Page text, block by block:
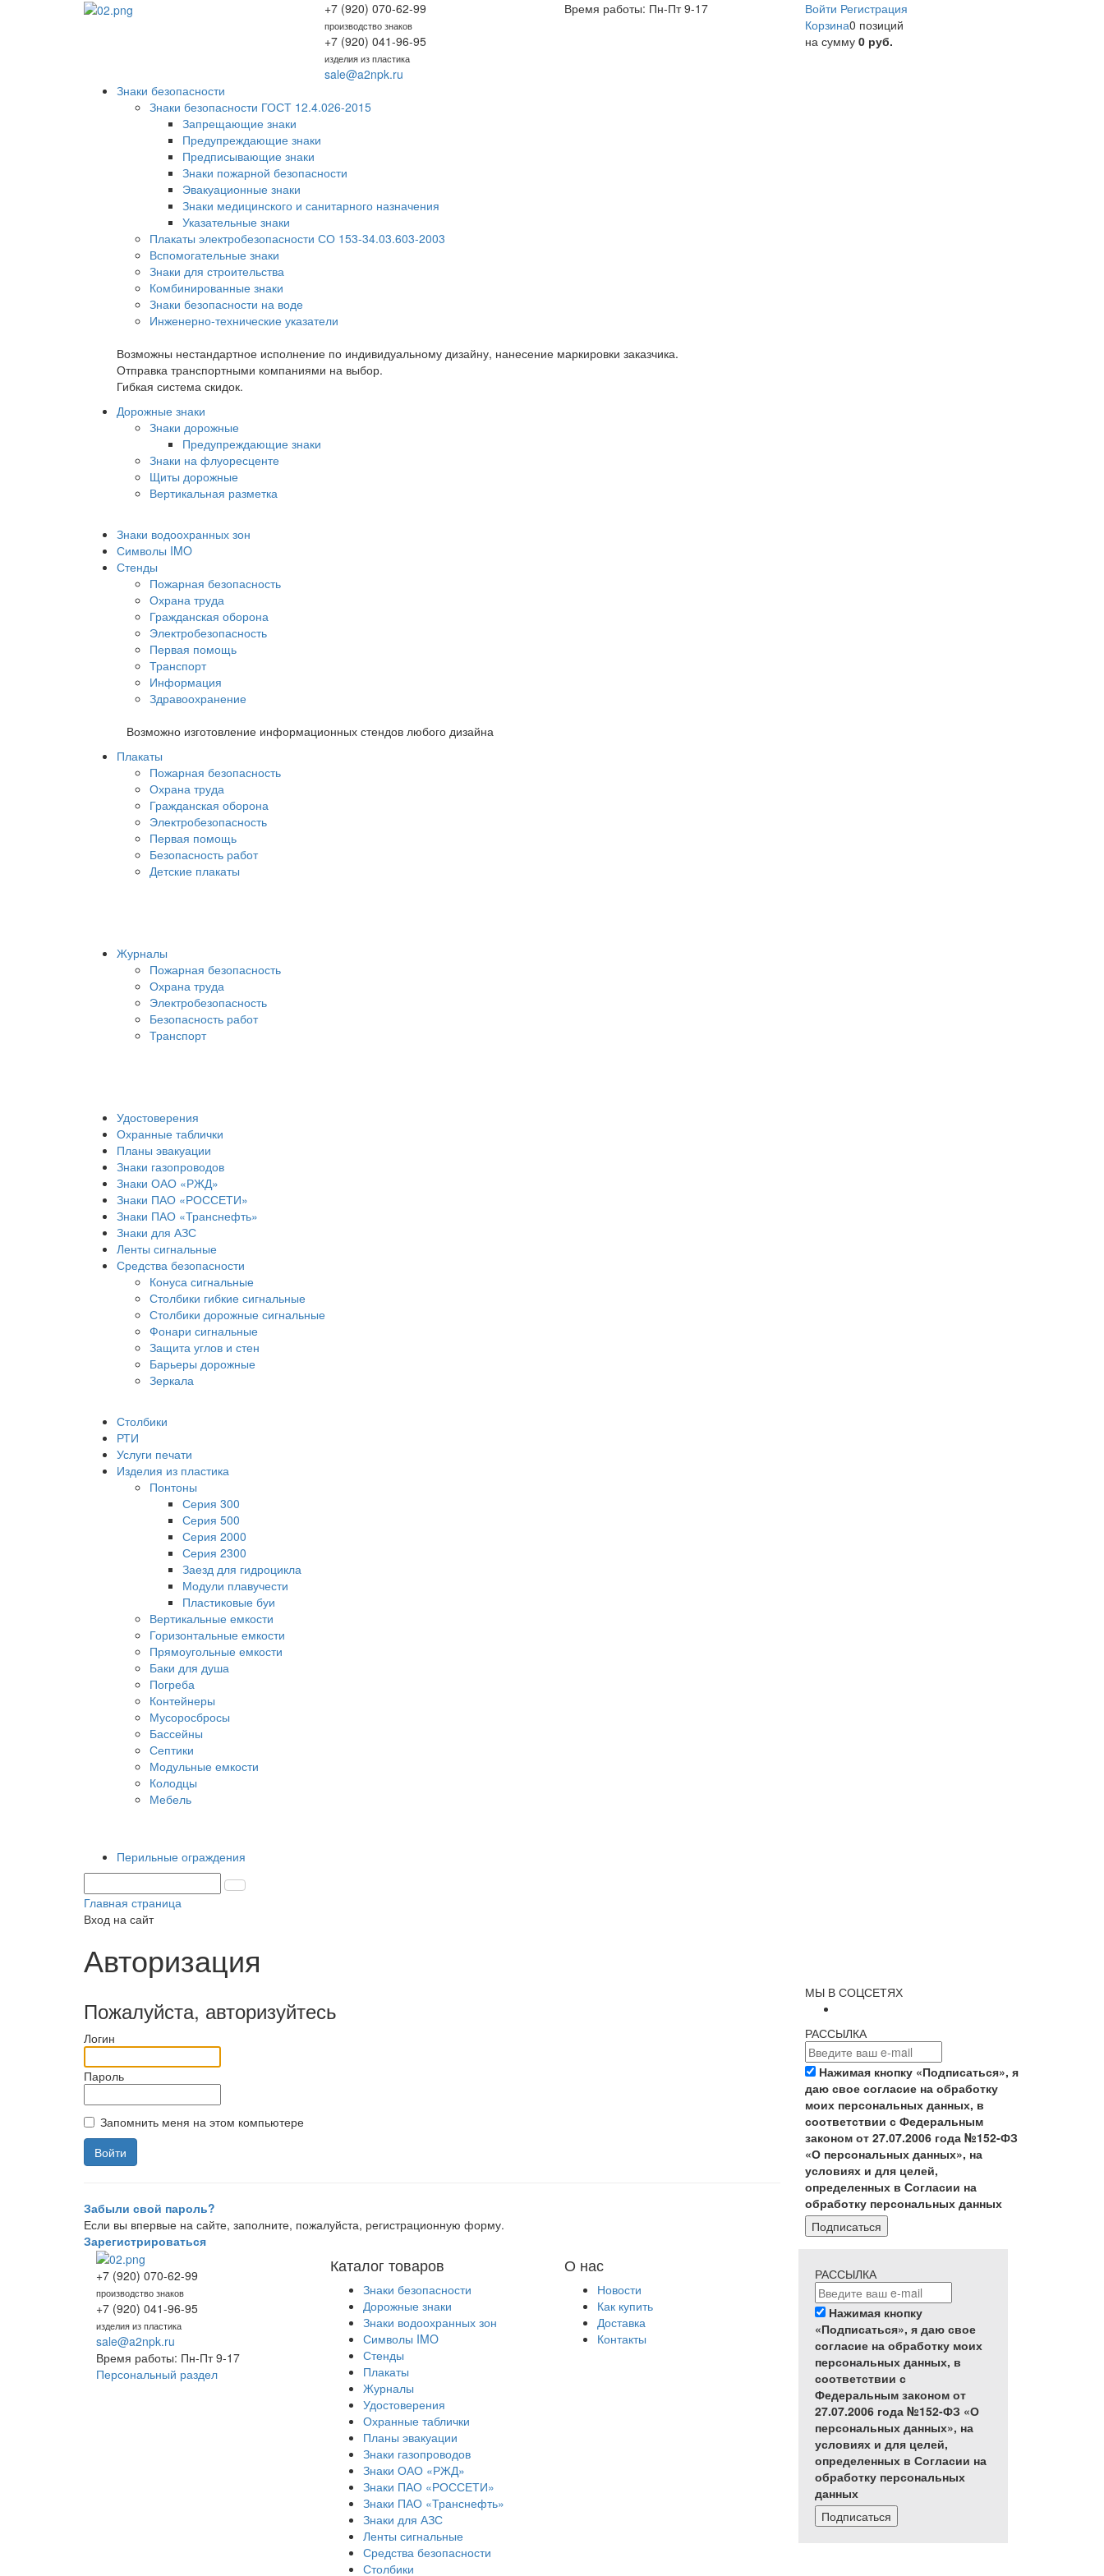
+7 (920) 070-62-99
производство знаков
+7 (920) 041-96-95
изделия из пластика
sale@a2npk.ru
Время работы: Пн-Пт 9-17 Войти Регистрация
Корзина0 позиций
на сумму 0 руб.
Знаки безопасности
Знаки безопасности ГОСТ 12.4.026-2015
Запрещающие знаки
Предупреждающие знаки
Предписывающие знаки
Знаки пожарной безопасности
Эвакуационные знаки
Знаки медицинского и санитарного назначения
Указательные знаки
Плакаты электробезопасности СО 153-34.03.603-2003
Вспомогательные знаки
Знаки для строительства
Комбинированные знаки
Знаки безопасности на воде
Инженерно-технические указатели
Возможны нестандартное исполнение по индивидуальному дизайну, нанесение маркировки заказчика.
Отправка транспортными компаниями на выбор.
Гибкая система скидок.
Дорожные знаки
Знаки дорожные
Предупреждающие знаки
Знаки на флуоресценте
Щиты дорожные
Вертикальная разметка
Знаки водоохранных зон
Символы IMO
Стенды
Пожарная безопасность
Охрана труда
Гражданская оборона
Электробезопасность
Первая помощь
Транспорт
Информация
Здравоохранение
Возможно изготовление информационных стендов любого дизайна
Плакаты
Пожарная безопасность
Охрана труда
Гражданская оборона
Электробезопасность
Первая помощь
Безопасность работ
Детские плакаты
Журналы
Пожарная безопасность
Охрана труда
Электробезопасность
Безопасность работ
Транспорт
Удостоверения
Охранные таблички
Планы эвакуации
Знаки газопроводов
Знаки ОАО «РЖД»
Знаки ПАО «РОССЕТИ»
Знаки ПАО «Транснефть»
Знаки для АЗС
Ленты сигнальные
Средства безопасности
Конуса сигнальные
Столбики гибкие сигнальные
Столбики дорожные сигнальные
Фонари сигнальные
Защита углов и стен
Барьеры дорожные
Зеркала
Столбики
РТИ
Услуги печати
Изделия из пластика
Понтоны
Серия 300
Серия 500
Серия 2000
Серия 2300
Заезд для гидроцикла
Модули плавучести
Пластиковые буи
Вертикальные емкости
Горизонтальные емкости
Прямоугольные емкости
Баки для душа
Погреба
Контейнеры
Мусоросбросы
Бассейны
Септики
Модульные емкости
Колодцы
Мебель
Перильные ограждения
Главная страница
Вход на сайт
Авторизация
Пожалуйста, авторизуйтесь
Логин
Пароль
Запомнить меня на этом компьютере
Забыли свой пароль?
Если вы впервые на сайте, заполните, пожалуйста, регистрационную форму.
Зарегистрироваться
МЫ В СОЦСЕТЯХ
РАССЫЛКА
Нажимая кнопку «Подписаться», я
даю свое согласие на обработку
моих персональных данных, в
соответствии с Федеральным
законом от 27.07.2006 года №152-ФЗ
«О персональных данных», на
условиях и для целей,
определенных в Согласии на
обработку персональных данных
Подписаться
О нас
Новости
Как купить
Доставка
Контакты
Каталог товаров
Знаки безопасности
Дорожные знаки
Знаки водоохранных зон
Символы IMO
Стенды
Плакаты
Журналы
Удостоверения
Охранные таблички
Планы эвакуации
Знаки газопроводов
Знаки ОАО «РЖД»
Знаки ПАО «РОССЕТИ»
Знаки ПАО «Транснефть»
Знаки для АЗС
Ленты сигнальные
Средства безопасности
Столбики
РАССЫЛКА
Нажимая кнопку
«Подписаться», я даю свое
согласие на обработку моих
персональных данных, в
соответствии с
Федеральным законом от
27.07.2006 года №152-ФЗ «О
персональных данных», на
условиях и для целей,
определенных в Согласии на
обработку персональных
данных
Подписаться
+7 (920) 070-62-99
производство знаков
+7 (920) 041-96-95
изделия из пластика
sale@a2npk.ru
Время работы: Пн-Пт 9-17
Персональный раздел